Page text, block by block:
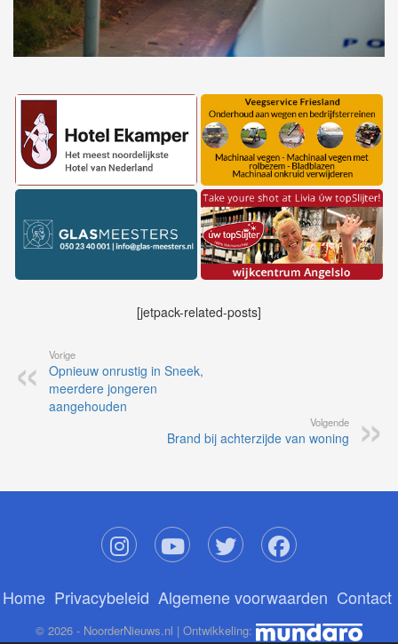
[jetpack-related-posts]
Vorige
Opnieuw onrustig in Sneek,
meerdere jongeren
aangehouden
Volgende
Brand bij achterzijde van woning
Home Privacybeleid Algemene voorwaarden Contact
© 2026 - NoorderNieuws.nl | Ontwikkeling: